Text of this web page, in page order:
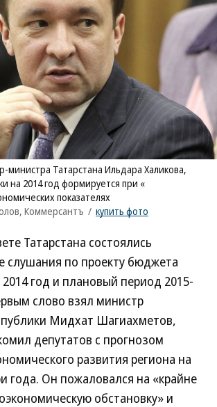
министра Татарстана Ильдара Халикова,
на 2014 год формируется при «
показателях
Коммерсантъ / купить фото
Татарстана состоялись
слушания по проекту бюджета
2014 год и плановый период 2015-
слово взял министр
Мидхат Шагиахметов,
депутатов с прогнозом
развития региона на
года. Он пожаловался на «крайне
обстановку» и